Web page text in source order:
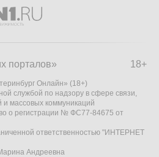
18+
порталов»
Онлайн» (18+)
службой по надзору в сфере связи,
массовых коммуникаций
о регистрации № ФС77-84675 от
ответственностью "ИНТЕРНЕТ
Андреевна